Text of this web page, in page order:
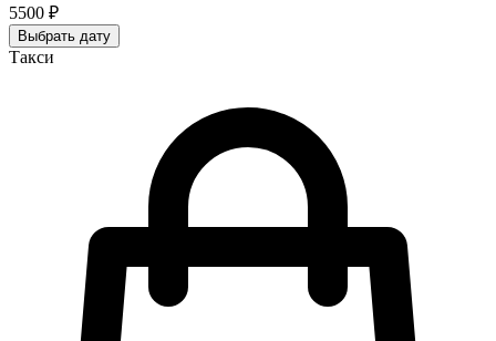
5500 ₽
Выбрать дату
Такси